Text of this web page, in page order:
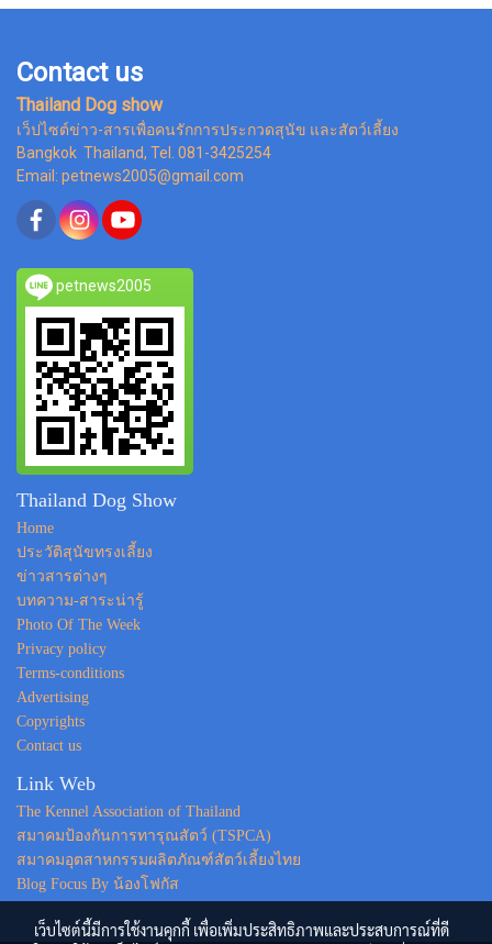
Contact us
Thailand Dog show
เว็ปไซต์ข่าว-สารเพื่อคนรักการประกวดสุนัข และสัตว์เลี้ยง
Bangkok Thailand, Tel. 081-3425254
Email: petnews2005@gmail.com
petnews2005
Thailand Dog Show
Home
ประวัติสุนัขทรงเลี้ยง
ข่าวสารต่างๆ
บทความ-สาระน่ารู้
Photo Of The Week
Privacy policy
Terms-conditions
Advertising
Copyrights
Contact us
Link Web
The Kennel Association of Thailand
สมาคมป้องกันการทารุณสัตว์ (TSPCA)
สมาคมอุตสาหกรรมผลิตภัณฑ์สัตว์เลี้ยงไทย
Blog Focus By น้องโฟกัส
เว็บไซต์นี้มีการใช้งานคุกกี้ เพื่อเพิ่มประสิทธิภาพและประสบการณ์ที่ดี